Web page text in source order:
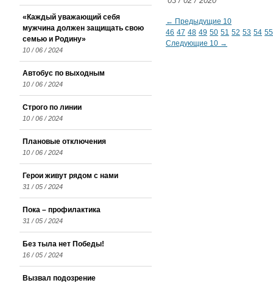
← Предыдущие 10
46 47 48 49 50 51 52 53 54 55
Следующие 10 →
«Каждый уважающий себя
мужчина должен защищать свою
семью и Родину»
10 / 06 / 2024
Автобус по выходным
10 / 06 / 2024
Строго по линии
10 / 06 / 2024
Плановые отключения
10 / 06 / 2024
Герои живут рядом с нами
31 / 05 / 2024
Пока – профилактика
31 / 05 / 2024
Без тыла нет Победы!
16 / 05 / 2024
Вызвал подозрение